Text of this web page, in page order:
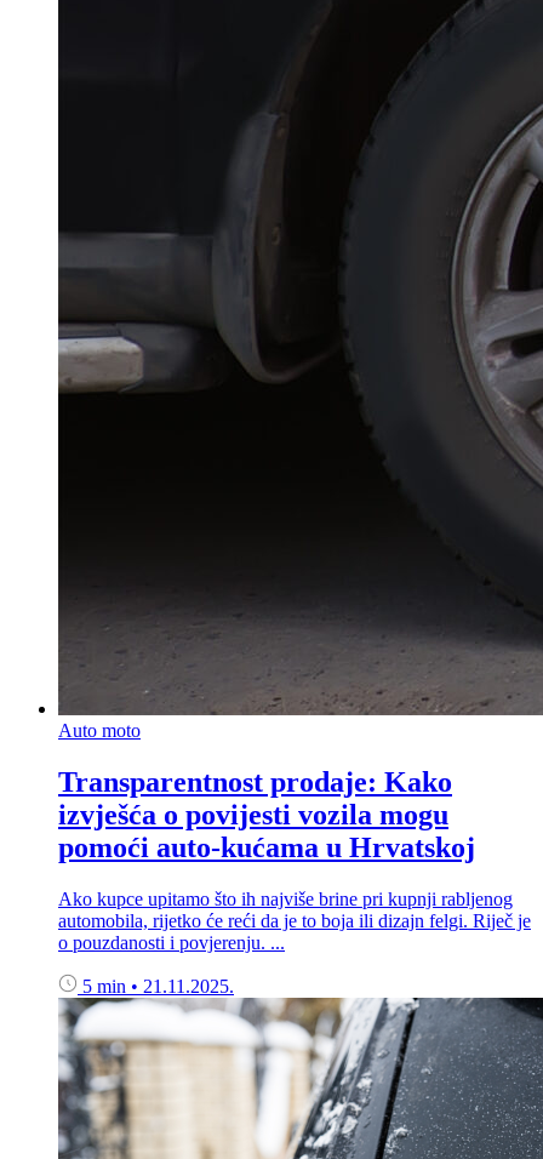
Auto moto
Transparentnost prodaje: Kako
izvješća o povijesti vozila mogu
pomoći auto-kućama u Hrvatskoj
Ako kupce upitamo što ih najviše brine pri kupnji rabljenog
automobila, rijetko će reći da je to boja ili dizajn felgi. Riječ je
o pouzdanosti i povjerenju. ...
5 min • 21.11.2025.